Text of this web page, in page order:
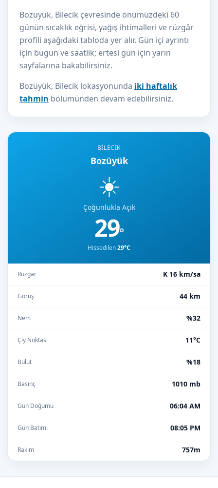
BILECIK
Bozüyük
☀️
Çoğunlukla Açık
29°
Hissedilen29°C
Rüzgar K 16 km/sa
Görüş 44 km
Nem %32
Çiy Noktası 11°C
Bulut %18
Basınç 1010 mb
Gün Doğumu 06:04 AM
Gün Batımı 08:05 PM
Rakım 757m
Bozüyük, Bilecik çevresinde önümüzdeki 60
günün sıcaklık eğrisi, yağış ihtimalleri ve rüzgâr
profili aşağıdaki tabloda yer alır. Gün içi ayrıntı
için bugün ve saatlik; ertesi gün için yarın
sayfalarına bakabilirsiniz.
Bozüyük, Bilecik lokasyonunda iki haftalık
tahmin bölümünden devam edebilirsiniz.